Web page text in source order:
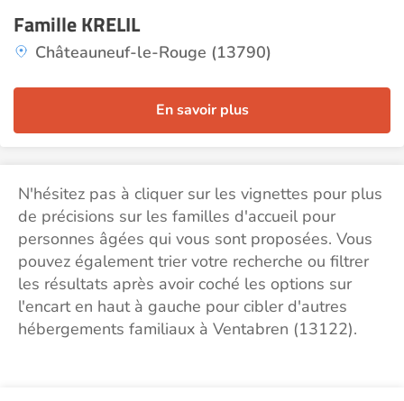
Famille KRELIL
Châteauneuf-le-Rouge (13790)
En savoir plus
N'hésitez pas à cliquer sur les vignettes pour plus
de précisions sur les familles d'accueil pour
personnes âgées qui vous sont proposées. Vous
pouvez également trier votre recherche ou filtrer
les résultats après avoir coché les options sur
l'encart en haut à gauche pour cibler d'autres
hébergements familiaux à Ventabren (13122).